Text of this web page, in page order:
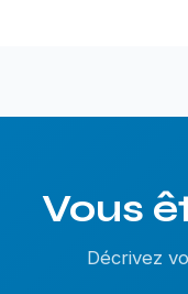
Vous
Décrivez